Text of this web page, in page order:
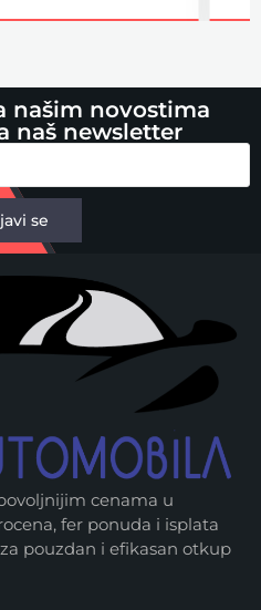
našim novostima
naš newsletter
se
cenama u
fer ponuda i isplata
pouzdan i efikasan otkup